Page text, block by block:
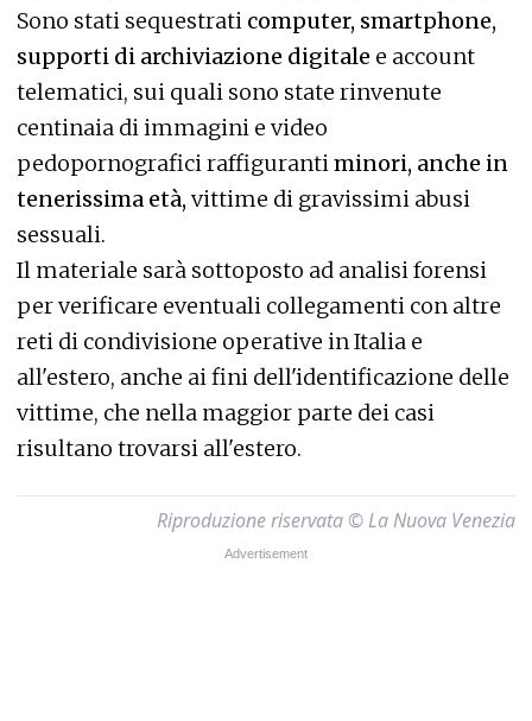
Sono stati sequestrati computer, smartphone,
supporti di archiviazione digitale e account
telematici, sui quali sono state rinvenute
centinaia di immagini e video
pedopornografici raffigurantiminori, anche in
tenerissima età, vittime di gravissimi abusi
sessuali.
Il materiale sarà sottoposto ad analisi forensi
per verificare eventuali collegamenti con altre
reti di condivisione operative in Italia e
all'estero, anche ai fini dell'identificazione delle
vittime, che nella maggior parte dei casi
risultano trovarsi all'estero.
Riproduzione riservata © La Nuova Venezia